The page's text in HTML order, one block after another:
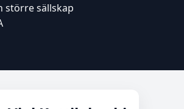
större sällskap